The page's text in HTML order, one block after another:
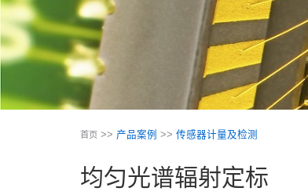
首页 >> 产品案例 >> 传感器计量及检测
均匀光谱辐射定标